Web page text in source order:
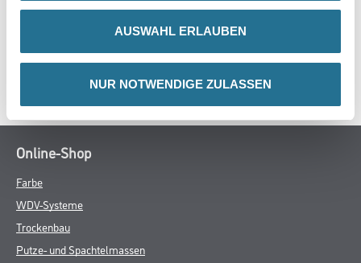
AUSWAHL ERLAUBEN
NUR NOTWENDIGE ZULASSEN
GEFAHRENHINWEISE
SPEZIFIKATIONEN
Online-Shop
Farbe
WDV-Systeme
Trockenbau
Putze- und Spachtelmassen